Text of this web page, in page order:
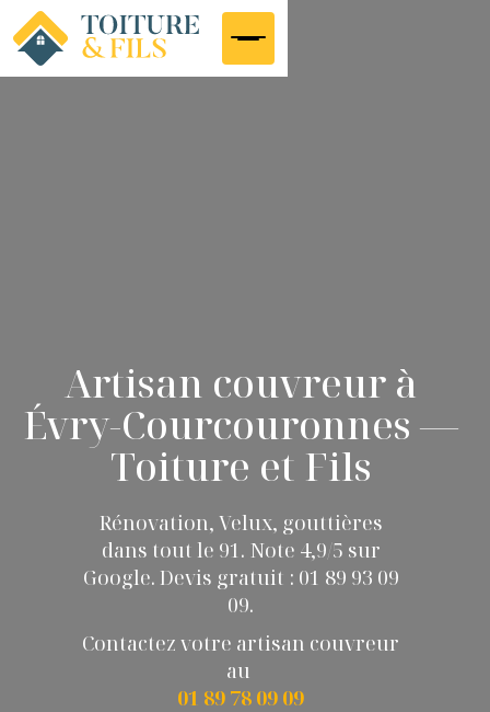
Artisan couvreur à
Évry-Courcouronnes —
Toiture et Fils
Rénovation, Velux, gouttières
dans tout le 91. Note 4,9/5 sur
Google. Devis gratuit : 01 89 93 09
09.
Contactez votre artisan couvreur
au
01 89 78 09 09